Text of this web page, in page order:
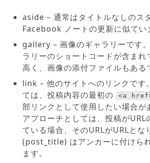
aside – 通常はタイトルなしのス
Facebook ノートの更新に似てい
gallery – 画像のギャラリーです
ラリーのショートコードが含まれ
高く、画像の添付ファイルもある
link – 他のサイトへのリンクです
ては、投稿内容の最初の
<a
部リンクとして使用したい場合が
アプローチとしては、投稿がURL
ている場合、そのURLがURLとな
(post_title) はアンカーに付けら
ます。